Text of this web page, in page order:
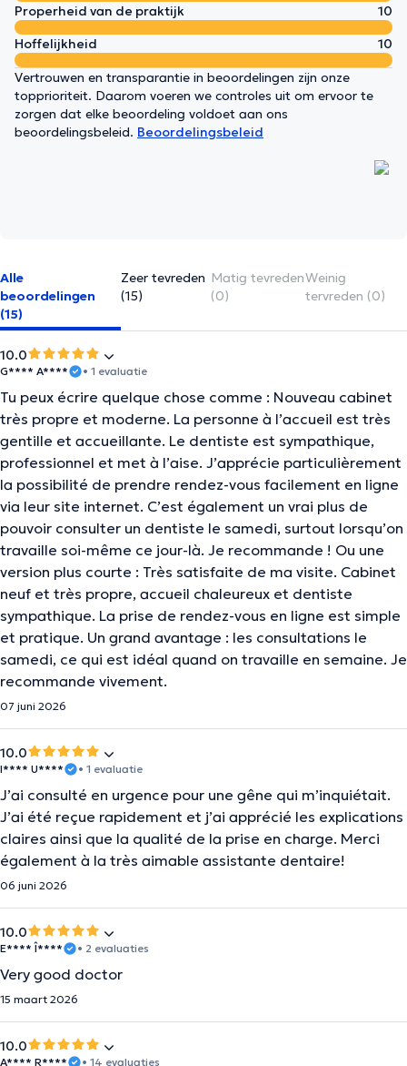
Properheid van de praktijk
10
Hoffelijkheid
10
Vertrouwen en transparantie in beoordelingen zijn onze
topprioriteit. Daarom voeren we controles uit om ervoor te
zorgen dat elke beoordeling voldoet aan ons
beoordelingsbeleid. Beoordelingsbeleid
Alle
beoordelingen
(15)
Zeer tevreden
(15)
Matig tevreden
(0)
Weinig
tervreden (0)
10.0
G**** A**** • 1 evaluatie
Tu peux écrire quelque chose comme : Nouveau cabinet
très propre et moderne. La personne à l’accueil est très
gentille et accueillante. Le dentiste est sympathique,
professionnel et met à l’aise. J’apprécie particulièrement
la possibilité de prendre rendez-vous facilement en ligne
via leur site internet. C’est également un vrai plus de
pouvoir consulter un dentiste le samedi, surtout lorsqu’on
travaille soi-même ce jour-là. Je recommande ! Ou une
version plus courte : Très satisfaite de ma visite. Cabinet
neuf et très propre, accueil chaleureux et dentiste
sympathique. La prise de rendez-vous en ligne est simple
et pratique. Un grand avantage : les consultations le
samedi, ce qui est idéal quand on travaille en semaine. Je
recommande vivement.
07 juni 2026
10.0
I**** U**** • 1 evaluatie
J’ai consulté en urgence pour une gêne qui m’inquiétait.
J’ai été reçue rapidement et j’ai apprécié les explications
claires ainsi que la qualité de la prise en charge. Merci
également à la très aimable assistante dentaire!
06 juni 2026
10.0
E**** Î**** • 2 evaluaties
Very good doctor
15 maart 2026
10.0
A**** R**** • 14 evaluaties